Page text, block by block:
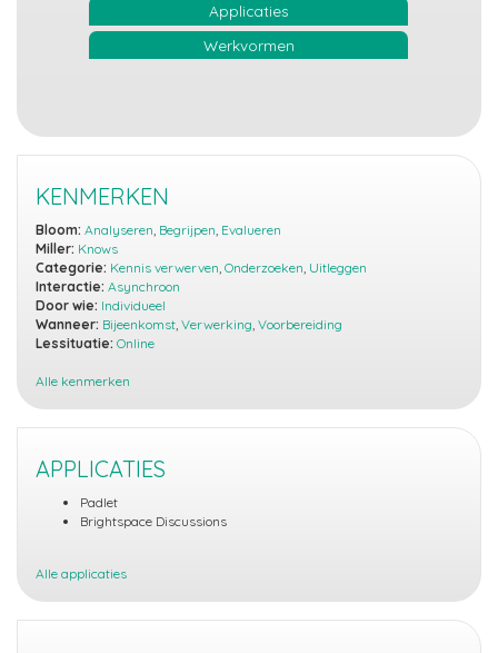
Applicaties
Werkvormen
KENMERKEN
Bloom: Analyseren Begrijpen Evalueren
Miller: Knows
Categorie: Kennis verwerven Onderzoeken Uitleggen
Interactie: Asynchroon
Door wie: Individueel
Wanneer: Bijeenkomst Verwerking Voorbereiding
Lessituatie: Online
Alle kenmerken
APPLICATIES
Padlet
Brightspace Discussions
Alle applicaties